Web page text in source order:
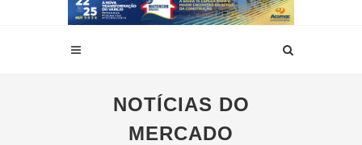
NOTÍCIAS DO
MERCADO